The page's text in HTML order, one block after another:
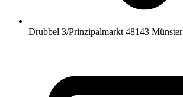
Drubbel 3/Prinzipalmarkt 48143 Münster